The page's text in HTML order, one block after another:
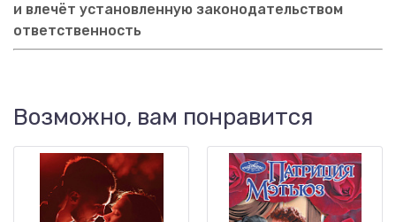
и влечёт установленную законодательством
ответственность
Возможно, вам понравится